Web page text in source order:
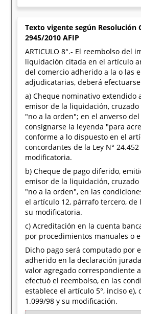
Texto vigente según Resolución
2945/2010 AFIP
ARTICULO 8°.- El reembolso del
liquidación citada en el artículo
del comercio adherido a la o las
adjudicatarias, deberá
a) Cheque nominativo extendido
emisor de la liquidación, cruzado
"no a la orden"; en el anverso
consignarse la leyenda "para
conforme a lo dispuesto en el
concordantes de la Ley N° 24.452
modificatoria.
b) Cheque de pago diferido,
emisor de la liquidación, cruzado
"no a la orden", en las
el artículo 12, párrafo tercero, de
su modificatoria.
c) Acreditación en la cuenta
por procedimientos manuales o
Dicho pago será computado por
adherido en la declaración
valor agregado correspondiente
efectuó el reembolso, en las
establece el artículo 5°, inciso e),
1.099/98 y su modificación.